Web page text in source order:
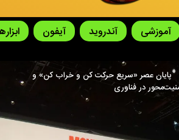
آموزشی آندروید آیفون
پایان عصر «سریع حرکت کن و خراب کن» و
در فناوری